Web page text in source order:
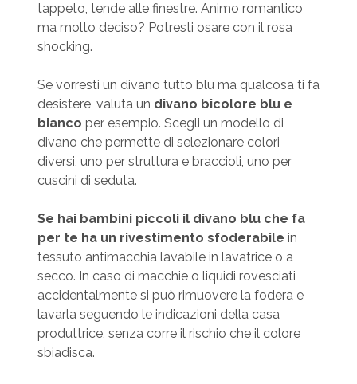
tappeto, tende alle finestre. Animo romantico
ma molto deciso? Potresti osare con il rosa
shocking.
Se vorresti un divano tutto blu ma qualcosa ti fa
desistere, valuta un divano bicolore blu e
bianco per esempio. Scegli un modello di
divano che permette di selezionare colori
diversi, uno per struttura e braccioli, uno per
cuscini di seduta.
Se hai bambini piccoli il divano blu che fa
per te ha un rivestimento sfoderabile in
tessuto antimacchia lavabile in lavatrice o a
secco. In caso di macchie o liquidi rovesciati
accidentalmente si può rimuovere la fodera e
lavarla seguendo le indicazioni della casa
produttrice, senza corre il rischio che il colore
sbiadisca.